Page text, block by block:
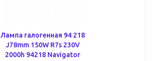
Лампа галогенная 94 218
J78mm 150W R7s 230V
2000h 94218 Navigator